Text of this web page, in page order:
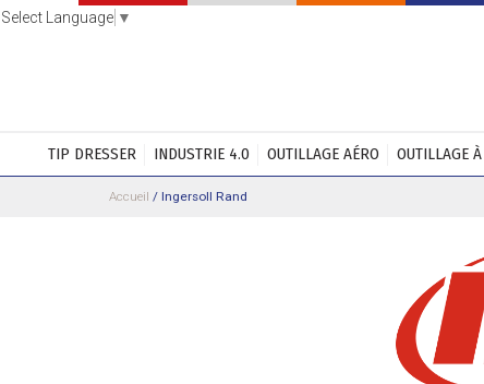
Select Language ▼
TIP DRESSER INDUSTRIE 4.0 OUTILLAGE AÉRO OUTILLAGE
Accueil / Ingersoll Rand